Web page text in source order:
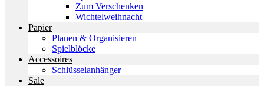
Zum Verschenken
Wichtelweihnacht
Papier
Planen & Organisieren
Spielblöcke
Accessoires
Schlüsselanhänger
Sale